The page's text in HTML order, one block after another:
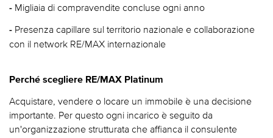
- Migliaia di compravendite concluse ogni anno
- Presenza capillare sul territorio nazionale e collaborazione
con il network RE/MAX internazionale
Perché scegliere RE/MAX Platinum
Acquistare, vendere o locare un immobile è una decisione
importante. Per questo ogni incarico è seguito da
un'organizzazione strutturata che affianca il consulente